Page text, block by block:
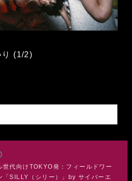
り (1/2)
世代向けTOKYO発：フィールドワー
「SILLY（シリー）」by サイバーエ